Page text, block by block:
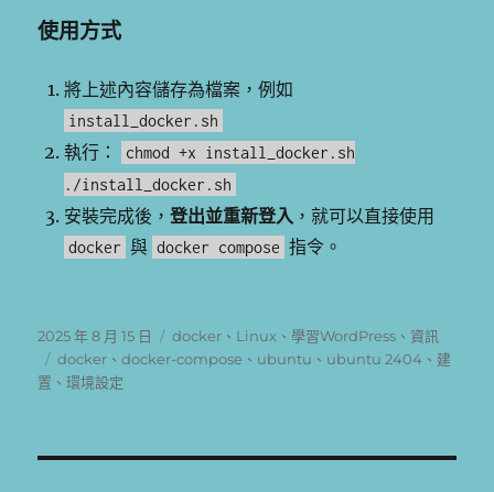
使用方式
將上述內容儲存為檔案，例如
install_docker.sh
執行：
chmod +x install_docker.sh
./install_docker.sh
安裝完成後，登出並重新登入 ，就可以直接使用
docker 與 docker compose 指令。
發
佈
日
2025 年 8 月 15 日
分
類
docker 、 Linux 、學習WordPress 、資訊
標
籤
docker 、docker-compose 、 ubuntu 、 ubuntu 2404 、 建
置 、環境設定